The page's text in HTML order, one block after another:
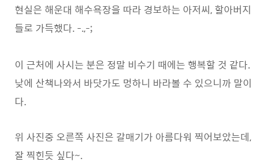
현실은 해운대 해수욕장을 따라 경보하는 아저씨, 할아버지
들로 가득했다. -.,-;
이 근처에 사시는 분은 정말 비수기 때에는 행복할 것 같다.
낮에 산책나와서 바닷가도 멍하니 바라볼 수 있으니까 말이
다.
위 사진중 오른쪽 사진은 갈매기가 아름다워 찍어보았는데,
잘 찍힌듯 싶다~.